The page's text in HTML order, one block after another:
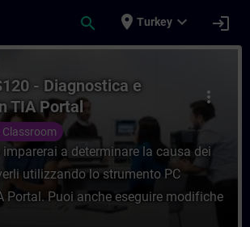
search place Turkey expand_more login
S120 - Diagnostica e
more_vert
- Diagnostica e
TIA Portal
Classroom
a determinare la causa dei
utilizzando lo strumento PC
Portal. Puoi anche eseguire modifiche